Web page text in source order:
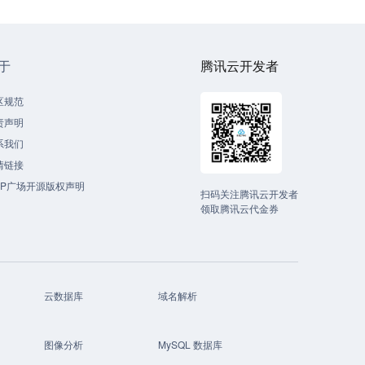
规范
声明
我们
链接
广场开源版权声明
腾讯云开发者
扫码关注腾讯云开发者
领取腾讯云代金券
云数据库 域名解析
图像分析 MySQL 数据库